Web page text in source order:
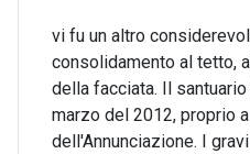
vi fu un altro
consolidamento al tetto,
della facciata. Il
marzo del 2012, proprio
dell'Annunciazione. I gravi